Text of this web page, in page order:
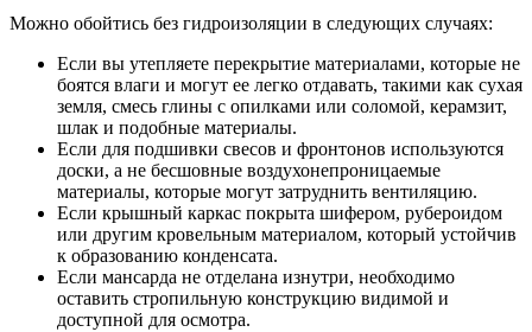
Можно обойтись без гидроизоляции в следующих случаях:
Если вы утепляете перекрытие материалами, которые не
боятся влаги и могут ее легко отдавать, такими как сухая
земля, смесь глины с опилками или соломой, керамзит,
шлак и подобные материалы.
Если для подшивки свесов и фронтонов используются
доски, а не бесшовные воздухонепроницаемые
материалы, которые могут затруднить вентиляцию.
Если крышный каркас покрыта шифером, рубероидом
или другим кровельным материалом, который устойчив
к образованию конденсата.
Если мансарда не отделана изнутри, необходимо
оставить стропильную конструкцию видимой и
доступной для осмотра.